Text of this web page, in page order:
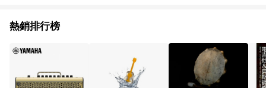
熱銷排行榜